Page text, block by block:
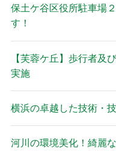
保土ケ谷区役所駐車場
す！
【芙蓉ケ丘】歩行者及
実施
横浜の卓越した技術・
河川の環境美化！綺麗